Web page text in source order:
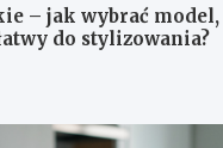
– jak wybrać
do stylizowania?